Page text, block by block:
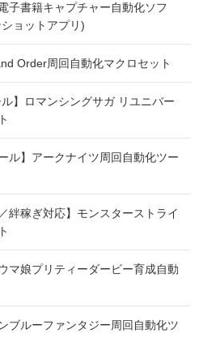
子書籍キャプチャー自動化ソフ
ョットアプリ)
Order周回自動化マクロセット
ル】ロマンシングサガ リユニバー
ル】アークナイツ周回自動化ツー
絆稼ぎ対応】モンスターストライ
マ娘プリティーダービー育成自動
ブルーファンタジー周回自動化ツ